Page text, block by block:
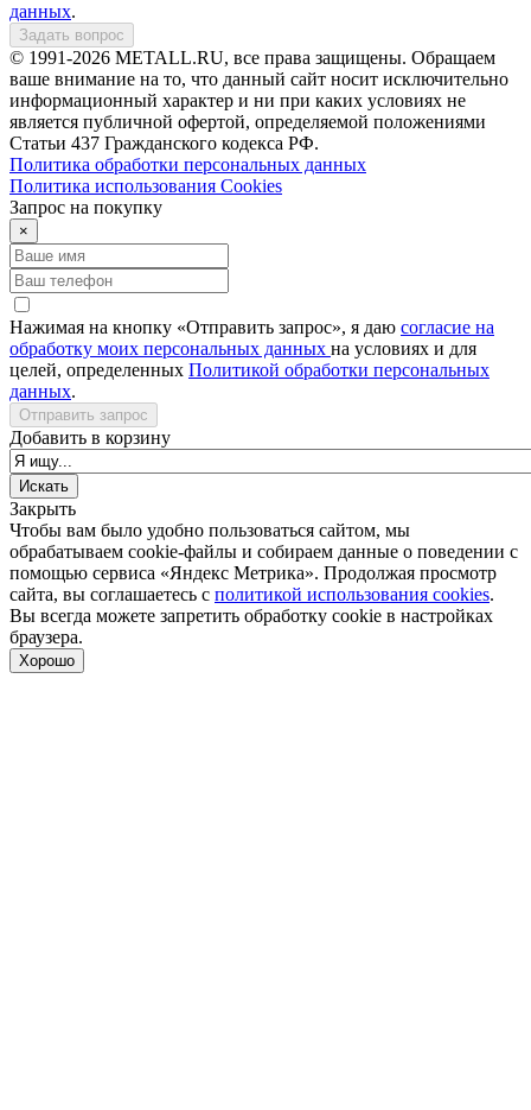
данных.
Задать вопрос
© 1991-2026 METALL.RU, все права защищены. Обращаем
ваше внимание на то, что данный сайт носит исключительно
информационный характер и ни при каких условиях не
является публичной офертой, определяемой положениями
Статьи 437 Гражданского кодекса РФ.
Политика обработки персональных данных
Политика использования Сookies
Запрос на покупку
×
Нажимая на кнопку «Отправить запрос», я даю согласие на
обработку моих персональных данных на условиях и для
целей, определенных Политикой обработки персональных
данных.
Отправить запрос
Добавить в корзину
Закрыть
Чтобы вам было удобно пользоваться сайтом, мы
обрабатываем cookie-файлы и собираем данные о поведении с
помощью сервиса «Яндекс Метрика». Продолжая просмотр
сайта, вы соглашаетесь с политикой использования cookies.
Вы всегда можете запретить обработку cookie в настройках
браузера.
Хорошо